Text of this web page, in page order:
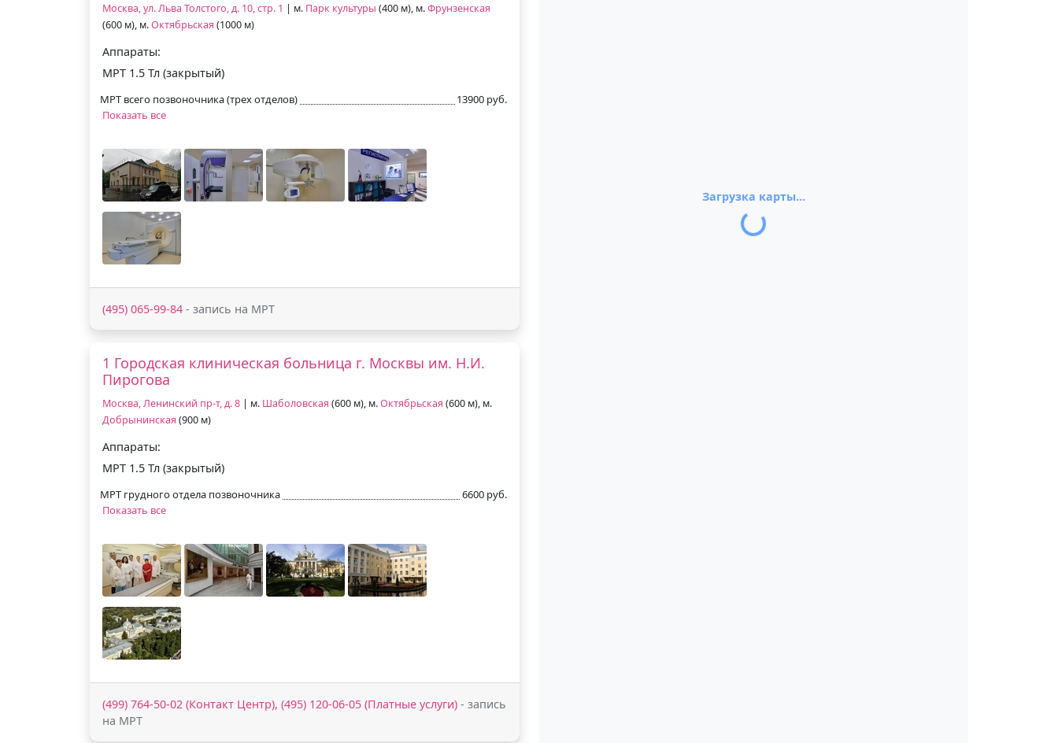
Москва, ул. Льва Толстого, д. 10, стр. 1 | м. Парк культуры (400 м), м.Фрунзенская
(600 м), м.Октябрьская (1000 м)
Аппараты:
МРТ 1.5 Тл (закрытый)
МРТ всего позвоночника (трех отделов)
13900 руб.
Показать все
(495) 065-99-84 - запись на МРТ
1 Городская клиническая больница г. Москвы им. Н.И.
Пирогова
Москва, Ленинский пр-т, д. 8 | м. Шаболовская (600 м), м.Октябрьская (600 м), м.
Добрынинская (900 м)
Аппараты:
МРТ 1.5 Тл (закрытый)
МРТ грудного отдела позвоночника
6600 руб.
Показать все
(499) 764-50-02 (Контакт Центр), (495) 120-06-05 (Платные услуги) - запись
на МРТ
Загрузка карты...